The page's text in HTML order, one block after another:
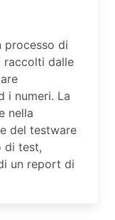
processo di
raccolti dalle
i numeri. La
nella
del testware
di test,
un report di